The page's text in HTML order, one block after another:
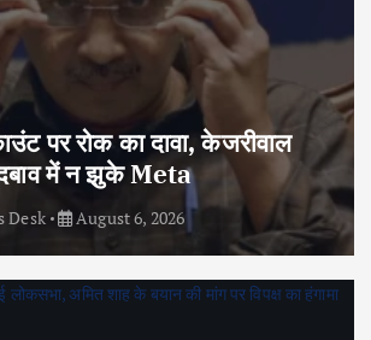
पर रोक का दावा, केजरीवाल
में न झुके Meta
Desk August 6, 2026